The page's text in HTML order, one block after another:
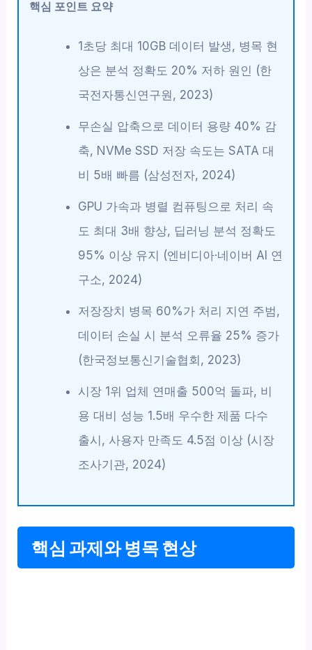
핵심 포인트 요약
1초당 최대 10GB 데이터 발생, 병목 현
상은 분석 정확도 20% 저하 원인 (한
국전자통신연구원, 2023)
무손실 압축으로 데이터 용량 40% 감
축, NVMe SSD 저장 속도는 SATA 대
비 5배 빠름 (삼성전자, 2024)
GPU 가속과 병렬 컴퓨팅으로 처리 속
도 최대 3배 향상, 딥러닝 분석 정확도
95% 이상 유지 (엔비디아·네이버 AI 연
구소, 2024)
저장장치 병목 60%가 처리 지연 주범,
데이터 손실 시 분석 오류율 25% 증가
(한국정보통신기술협회, 2023)
시장 1위 업체 연매출 500억 돌파, 비
용 대비 성능 1.5배 우수한 제품 다수
출시, 사용자 만족도 4.5점 이상 (시장
조사기관, 2024)
핵심 과제와 병목 현상